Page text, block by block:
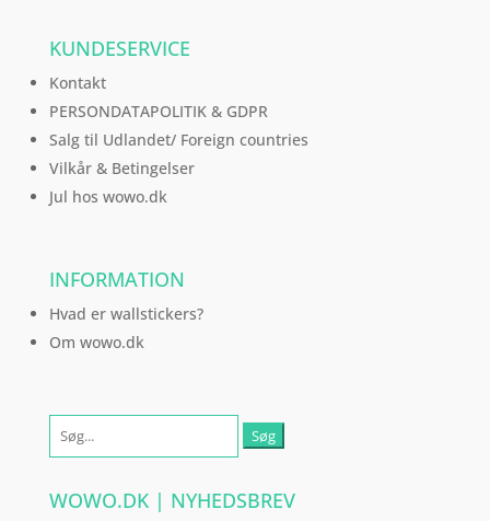
KUNDESERVICE
Kontakt
PERSONDATAPOLITIK & GDPR
Salg til Udlandet/ Foreign countries
Vilkår & Betingelser
Jul hos wowo.dk
INFORMATION
Hvad er wallstickers?
Om wowo.dk
efter:
WOWO.DK | NYHEDSBREV